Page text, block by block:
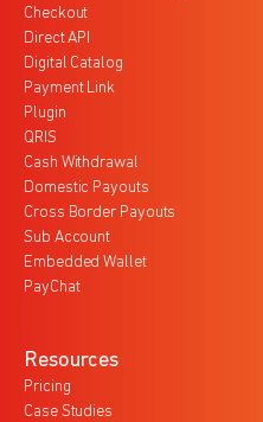
Checkout
Direct API
Digital Catalog
Payment Link
Plugin
QRIS
Cash Withdrawal
Domestic Payouts
Cross Border Payouts
Sub Account
Embedded Wallet
PayChat
Resources
Pricing
Case Studies